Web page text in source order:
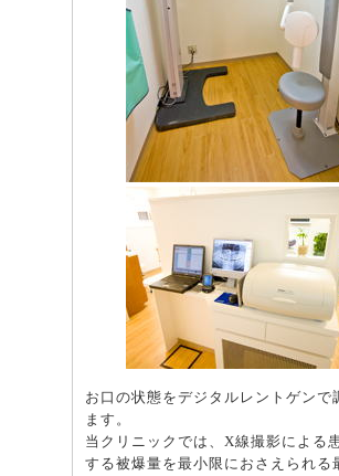
お口の状態をデジタルレントゲンで
ます。
当クリニックでは、X線撮影による
する被爆量を最小限におさえられる